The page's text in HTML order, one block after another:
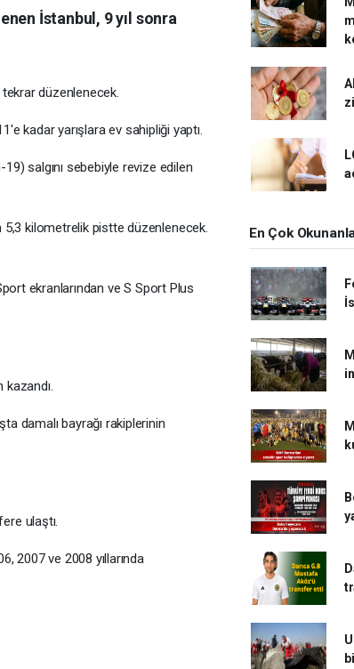
İstanbul, 9 yıl sonra
tekrar düzenlenecek.
kadar yarışlara ev sahipliği yaptı.
salgını sebebiyle revize edilen
5,3 kilometrelik pistte düzenlenecek.
ekranlarından ve S Sport Plus
kazandı.
damalı bayrağı rakiplerinin
ulaştı.
2007 ve 2008 yıllarında
En Çok